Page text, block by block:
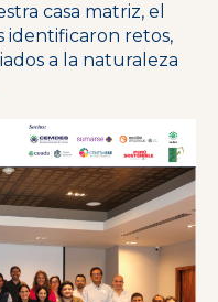
casa matriz, el
identificaron retos,
a la naturaleza